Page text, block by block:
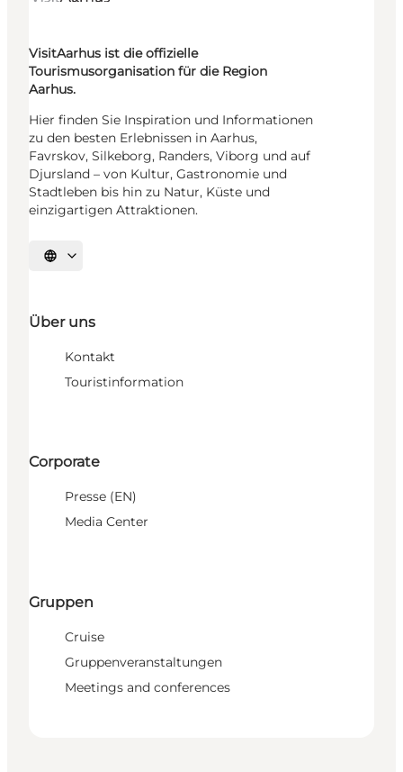
VisitAarhus ist die offizielle
Tourismusorganisation für die Region
Aarhus.
Hier finden Sie Inspiration und Informationen
zu den besten Erlebnissen in Aarhus,
Favrskov, Silkeborg, Randers, Viborg und auf
Djursland – von Kultur, Gastronomie und
Stadtleben bis hin zu Natur, Küste und
einzigartigen Attraktionen.
Sprache auswählen
Über uns
Kontakt
Touristinformation
Corporate
Presse (EN)
Media Center
Gruppen
Cruise
Gruppenveranstaltungen
Meetings and conferences